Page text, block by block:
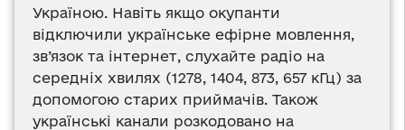
Україною. Навіть якщо окупанти
відключили українське ефірне мовлення,
зв’язок та інтернет, слухайте радіо на
середніх хвилях (1278, 1404, 873, 657 кГц) за
допомогою старих приймачів. Також
українські канали розкодовано на